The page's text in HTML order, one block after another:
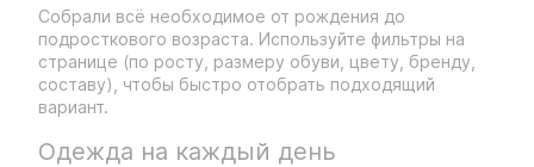
Собрали всё необходимое от рождения до
подросткового возраста. Используйте фильтры на
странице (по росту, размеру обуви, цвету, бренду,
составу), чтобы быстро отобрать подходящий
вариант.
Одежда на каждый день